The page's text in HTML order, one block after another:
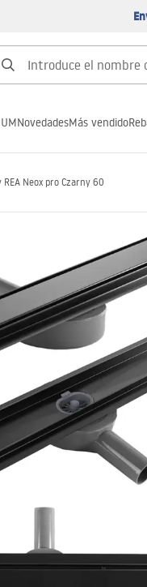
NovedadesMás vendido
REA Neox pro Czarny 60